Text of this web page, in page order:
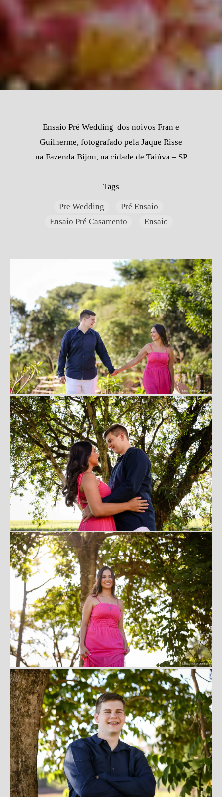
Ensaio Pré Wedding dos noivos Fran e
Guilherme, fotografado pela Jaque Risse
na Fazenda Bijou, na cidade de Taiúva – SP
Tags
Pre Wedding
Pré Ensaio
Ensaio Pré Casamento
Ensaio